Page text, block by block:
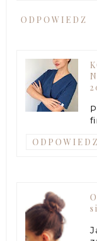
ODPOWIEDZ
ODPOWIEDZ